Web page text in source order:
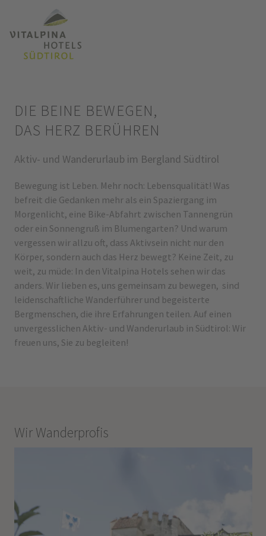
DIE BEINE BEWEGEN,
DAS HERZ BERÜHREN
Aktiv- und Wanderurlaub im Bergland Südtirol
Bewegung ist Leben. Mehr noch: Lebensqualität! Was
befreit die Gedanken mehr als ein Spaziergang im
Morgenlicht, eine Bike-Abfahrt zwischen Tannengrün
oder ein Sonnengruß im Blumengarten? Und warum
vergessen wir allzu oft, dass Aktivsein nicht nur den
Körper, sondern auch das Herz bewegt? Keine Zeit, zu
weit, zu müde: In den Vitalpina Hotels sehen wir das
anders. Wir lieben es, uns gemeinsam zu bewegen, sind
leidenschaftliche Wanderführer und begeisterte
Bergmenschen, die ihre Erfahrungen teilen. Auf einen
unvergesslichen Aktiv- und Wanderurlaub in Südtirol: Wir
freuen uns, Sie zu begleiten!
Wir Wanderprofis